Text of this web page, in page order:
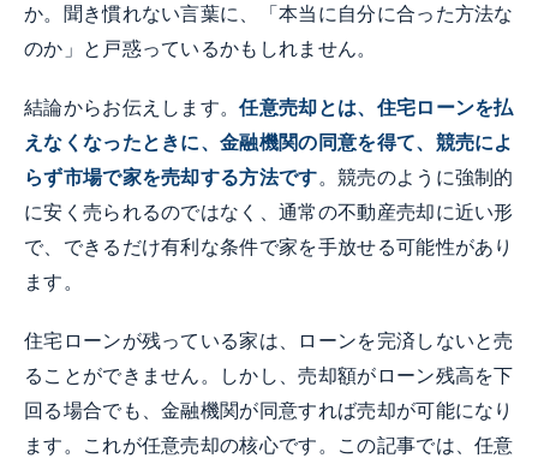
か。聞き慣れない言葉に、「本当に自分に合った方法な
のか」と戸惑っているかもしれません。
結論からお伝えします。任意売却とは、住宅ローンを払
えなくなったときに、金融機関の同意を得て、競売によ
らず市場で家を売却する方法です。競売のように強制的
に安く売られるのではなく、通常の不動産売却に近い形
で、できるだけ有利な条件で家を手放せる可能性があり
ます。
住宅ローンが残っている家は、ローンを完済しないと売
ることができません。しかし、売却額がローン残高を下
回る場合でも、金融機関が同意すれば売却が可能になり
ます。これが任意売却の核心です。この記事では、任意